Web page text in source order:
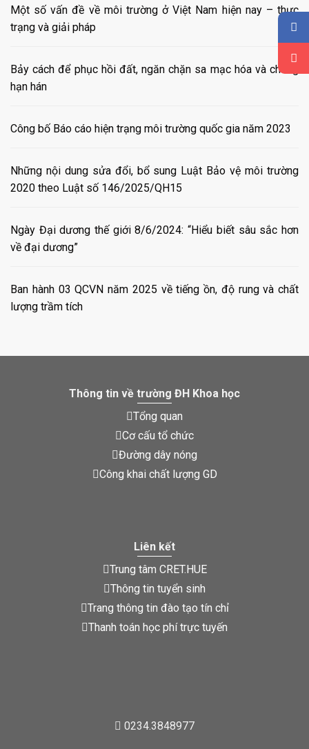
Một số vấn đề về môi trường ở Việt Nam hiện nay – thực
trạng và giải pháp
Bảy cách để phục hồi đất, ngăn chặn sa mạc hóa và chống
hạn hán
Công bố Báo cáo hiện trạng môi trường quốc gia năm 2023
Những nội dung sửa đổi, bổ sung Luật Bảo vệ môi trường
2020 theo Luật số 146/2025/QH15
Ngày Đại dương thế giới 8/6/2024: “Hiểu biết sâu sắc hơn
về đại dương”
Ban hành 03 QCVN năm 2025 về tiếng ồn, độ rung và chất
lượng trầm tích
Thông tin về trường ĐH Khoa học
Tổng quan
Cơ cấu tổ chức
Đường dây nóng
Công khai chất lượng GD
Liên kết
Trung tâm CRET.HUE
Thông tin tuyển sinh
Trang thông tin đào tạo tín chỉ
Thanh toán học phí trực tuyến
0234.3848977